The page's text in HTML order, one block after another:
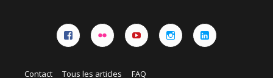
Contact Tous les articles
FAQ